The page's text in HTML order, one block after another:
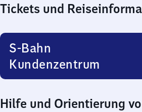
Tickets und
S-Bahn
Kundenzentrum
Hilfe und Orientierung